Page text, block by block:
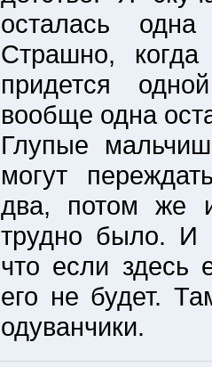
осталась
Страшно,
придется
вообще одна
Глупые
могут
два, потом же
трудно было. И
что если здесь
его не будет.
одуванчики.